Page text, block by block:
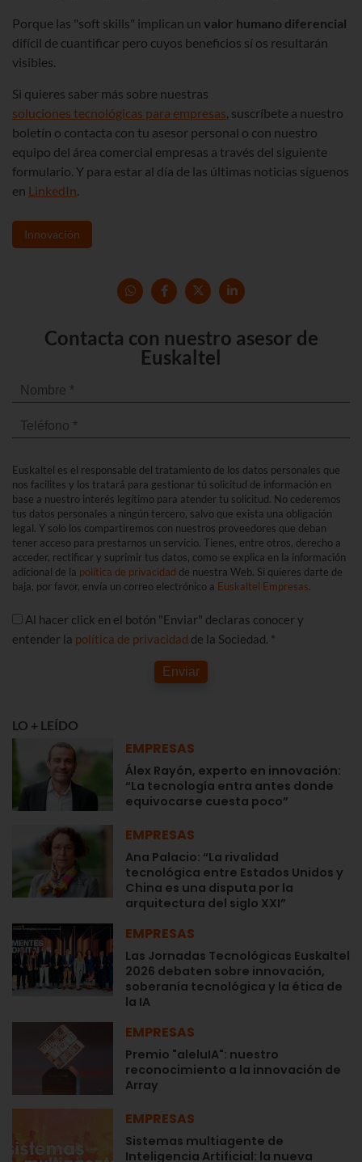
Porque las "soft skills" implican un valor humano diferencial
difícil de cuantificar pero cuyos beneficios sí os resultarán
visibles.
Si quieres saber más sobre nuestras
soluciones tecnológicas para empresas, suscríbete a nuestro
boletín o contacta con tu asesor personal o con nuestro
equipo del área comercial empresas a través del siguiente
formulario. Y para estar al día de las últimas noticias síguenos
en LinkedIn.
Innovación
Contacta con nuestro asesor de
Euskaltel
Euskaltel es el responsable del tratamiento de los datos personales que
nos facilites y los tratará para gestionar tú solicitud de información en
base a nuestro interés legítimo para atender tu solicitud. No cederemos
tus datos personales a ningún tercero, salvo que exista una obligación
legal. Y solo los compartiremos con nuestros proveedores que deban
tener acceso para prestarnos un servicio. Tienes, entre otros, derecho a
acceder, rectificar y suprimir tus datos, como se explica en la información
adicional de la política de privacidad de nuestra Web. Si quieres darte de
baja, por favor, envía un correo electrónico a Euskaltel Empresas.
Al hacer click en el botón "Enviar" declaras conocer y
entender la política de privacidad de la Sociedad. *
Enviar
LO + LEÍDO
EMPRESAS
Álex Rayón, experto en innovación:
“La tecnología entra antes donde
equivocarse cuesta poco”
EMPRESAS
Ana Palacio: “La rivalidad
tecnológica entre Estados Unidos y
China es una disputa por la
arquitectura del siglo XXI”
EMPRESAS
Las Jornadas Tecnológicas Euskaltel
2026 debaten sobre innovación,
soberanía tecnológica y la ética de
la IA
EMPRESAS
Premio "aleluIA": nuestro
reconocimiento a la innovación de
Array
EMPRESAS
Sistemas multiagente de
Inteligencia Artificial: la nueva